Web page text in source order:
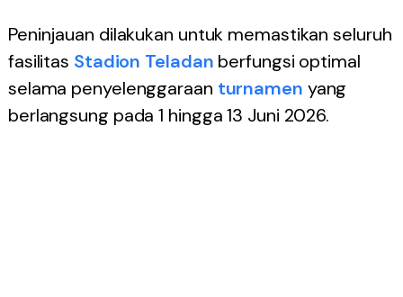
Peninjauan dilakukan untuk memastikan seluruh
fasilitas Stadion Teladan berfungsi optimal
selama penyelenggaraan turnamen yang
berlangsung pada 1 hingga 13 Juni 2026.